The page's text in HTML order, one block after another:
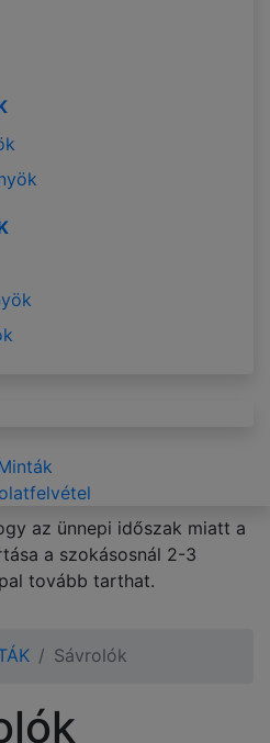
az ünnepi időszak miatt a
a szokásosnál 2-3
tovább tarthat.
Sávrolók